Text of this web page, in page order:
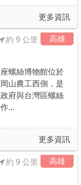
更多資訊
高雄
約 9 公里
螺絲博物館位於
山農工西側，是
府與台灣區螺絲
...
更多資訊
高雄
約 9 公里